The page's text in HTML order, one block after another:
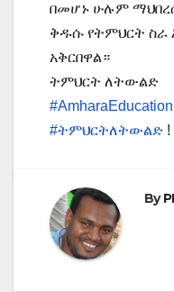
በመሆኑ ሁሉም
ቅዱሱ የትምህርት ስራ
አቅርበዋል።
ትምህርት ለትውልድ
#ትምህርትለትውልድ !
By